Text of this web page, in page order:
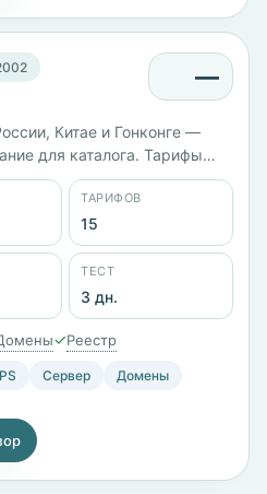
—
Китае и Гонконге —
для каталога. Тарифы
регионам: Econom с 1 ГБ
1201 ₽/мес и в европейской, и
локации, Business+ с 4
диском на 250 ГБ — 7008 ₽/
uptime 99,96%.
ТАРИФОВ
15
ТЕСТ
3 дн.
✓Реестр
Сервер Домены